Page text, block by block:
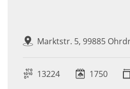
Marktstr. 5, 99885
13224 1750